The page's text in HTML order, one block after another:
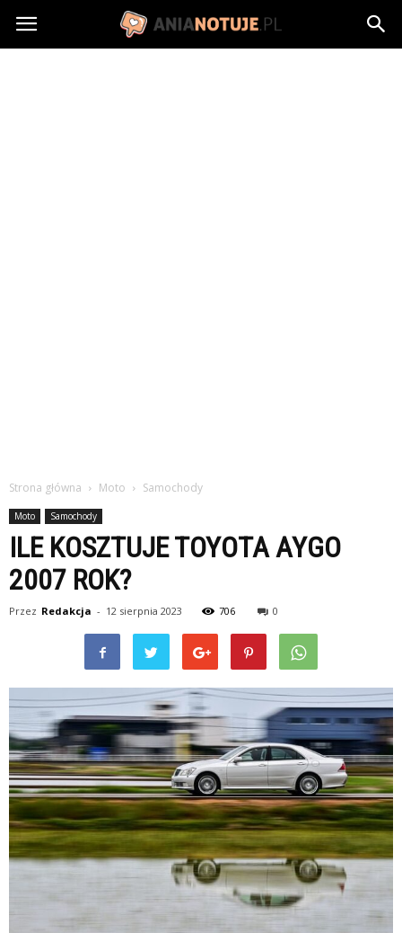
AniaNotuje.pl
Strona główna Moto Samochody
Moto Samochody
ILE KOSZTUJE TOYOTA AYGO
2007 ROK?
Przez Redakcja - 12 sierpnia 2023 706 0